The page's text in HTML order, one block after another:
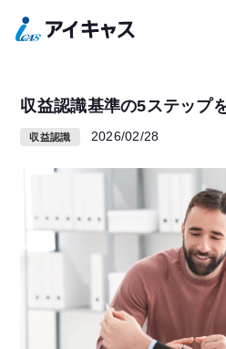
ナレッジ
お知らせ
収益認識基準の5ステップ
収益認識 2026/02/28